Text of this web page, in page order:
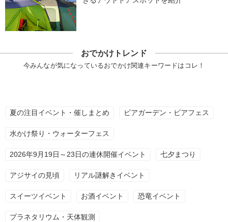
おでかけトレンド
今みんなが気になっているおでかけ関連キーワードはコレ！
夏の注目イベント・催しまとめ ビアガーデン・ビアフェス
水かけ祭り・ウォーターフェス
2026年9月19日～23日の連休開催イベント 七夕まつり
アジサイの見頃 リアル謎解きイベント
スイーツイベント お酒イベント 恐竜イベント
プラネタリウム・天体観測